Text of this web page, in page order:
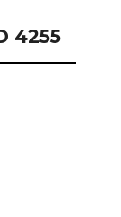
4255